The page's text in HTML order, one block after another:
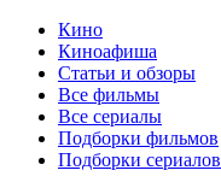
Кино
Киноафиша
Статьи и обзоры
Все фильмы
Все сериалы
Подборки фильмов
Подборки сериалов